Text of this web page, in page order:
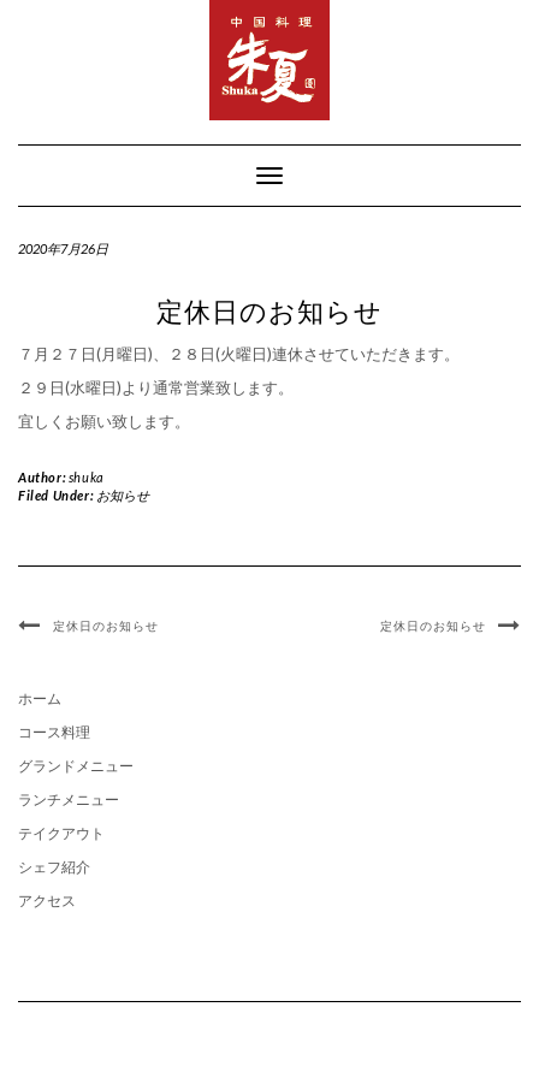
Toggle Navigation
2020年7月26日
定休日のお知らせ
７月２７日(月曜日)、２８日(火曜日)連休させていただきます。
２９日(水曜日)より通常営業致します。
宜しくお願い致します。
Author:shuka
Filed Under: お知らせ
定休日のお知らせ 定休日のお知らせ
ホーム
コース料理
グランドメニュー
ランチメニュー
テイクアウト
シェフ紹介
アクセス